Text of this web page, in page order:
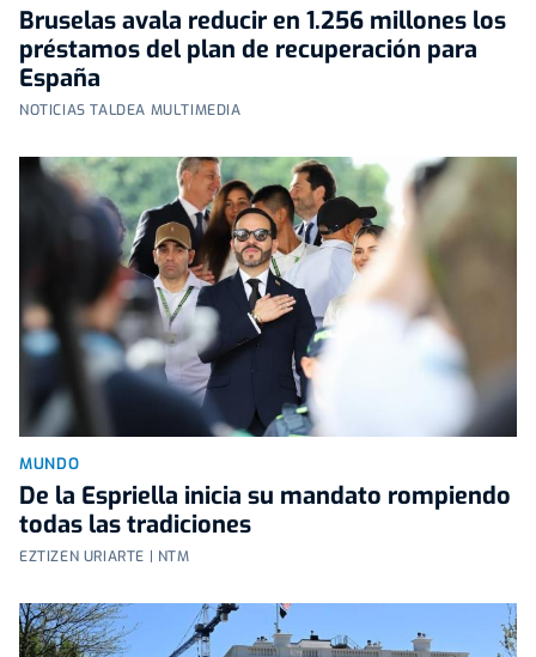
Bruselas avala reducir en 1.256 millones los
préstamos del plan de recuperación para
España
NOTICIAS TALDEA MULTIMEDIA
MUNDO
De la Espriella inicia su mandato rompiendo
todas las tradiciones
EZTIZEN URIARTE | NTM